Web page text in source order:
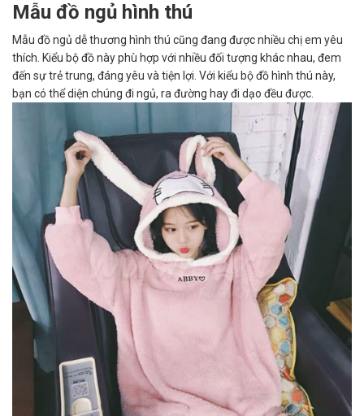
Mẫu đồ ngủ hình thú
Mẫu đồ ngủ dễ thương hình thú cũng đang được nhiều chị em yêu
thích. Kiểu bộ đồ này phù hợp với nhiều đối tượng khác nhau, đem
đến sự trẻ trung, đáng yêu và tiện lợi. Với kiểu bộ đồ hình thú này,
bạn có thể diện chúng đi ngủ, ra đường hay đi dạo đều được.